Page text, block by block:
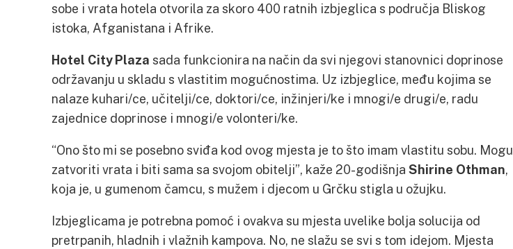
sobe i vrata hotela otvorila za skoro 400 ratnih izbjeglica s područja Bliskog
istoka, Afganistana i Afrike.
Hotel City Plaza sada funkcionira na način da svi njegovi stanovnici doprinose
održavanju u skladu s vlastitim mogućnostima. Uz izbjeglice, među kojima se
nalaze kuhari/ce, učitelji/ce, doktori/ce, inžinjeri/ke i mnogi/e drugi/e, radu
zajednice doprinose i mnogi/e volonteri/ke.
“Ono što mi se posebno sviđa kod ovog mjesta je to što imam vlastitu sobu. Mogu
zatvoriti vrata i biti sama sa svojom obitelji”, kaže 20-godišnja Shirine Othman,
koja je, u gumenom čamcu, s mužem i djecom u Grčku stigla u ožujku.
Izbjeglicama je potrebna pomoć i ovakva su mjesta uvelike bolja solucija od
pretrpanih, hladnih i vlažnih kampova. No, ne slažu se svi s tom idejom. Mjesta